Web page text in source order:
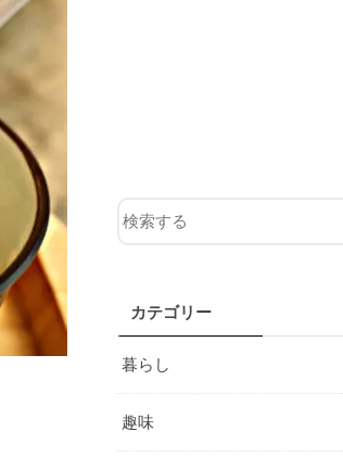
カテゴリー
暮らし
趣味